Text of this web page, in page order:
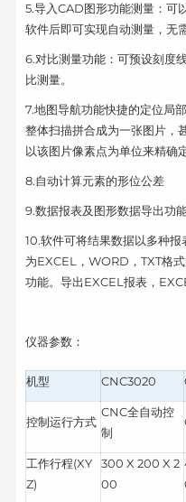
5.导入CAD图形功能测量：可
软件后即可实现自动测量，无
6.对比测量功能：可预设刻度
比测量。
7.地图导航功能快捷的定位局
整体扫描拼合成为一张图片，
以该图片像素点为单位来精确
8.自动计算元素的形位公差
9.数据报表及图形数据导出功能
10.软件可将结果数据以多种
为EXCEL，WORD，TXT格
功能。导出EXCEL报表，
仪器参数：
机型 CNC3020
控制运行方式
CNC全自动控
制
工作行程(XY
Z)
300 X 200 X 2
00